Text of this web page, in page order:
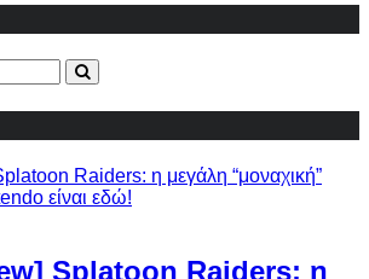
Splatoon Raiders: η